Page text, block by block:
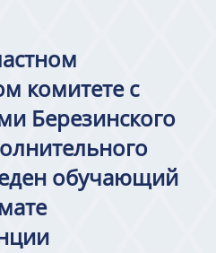
комитете с
Березинского
обучающий